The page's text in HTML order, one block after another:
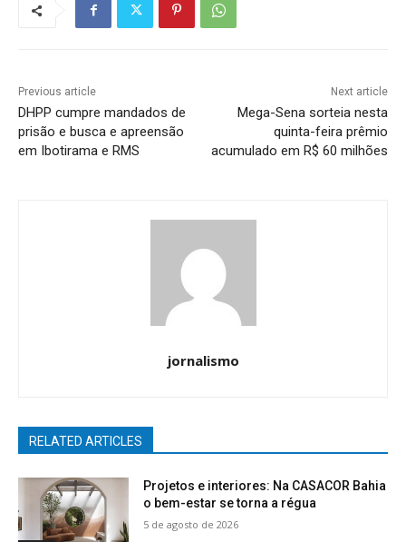
Previous article
DHPP cumpre mandados de
prisão e busca e apreensão
em Ibotirama e RMS
Next article
Mega-Sena sorteia nesta
quinta-feira prêmio
acumulado em R$ 60 milhões
jornalismo
RELATED ARTICLES
Projetos e interiores: Na CASACOR Bahia
o bem-estar se torna a régua
5 de agosto de 2026